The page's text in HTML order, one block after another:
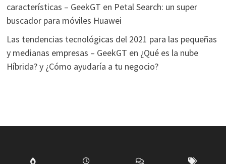
características – GeekGT en Petal Search: un super
buscador para móviles Huawei
Las tendencias tecnológicas del 2021 para las pequeñas
y medianas empresas – GeekGT en ¿Qué es la nube
Híbrida? y ¿Cómo ayudaría a tu negocio?